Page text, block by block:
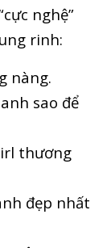
nghệ”
rinh:
nàng.
sao để
thương
đẹp nhất